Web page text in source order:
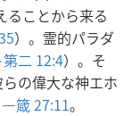
ることから来る
）。霊的パラダ
二 12:4）。そ
の偉大な神エホ
―箴 27:11。